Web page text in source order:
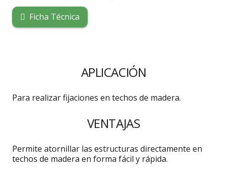
Ficha Técnica
APLICACIÓN
Para realizar fijaciones en techos de madera.
VENTAJAS
Permite atornillar las estructuras directamente en
techos de madera en forma fácil y rápida.